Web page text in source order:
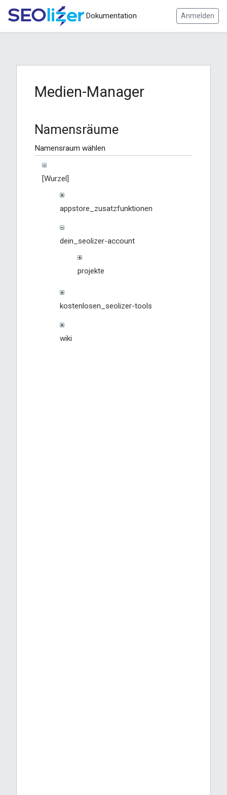
Dokumentation Anmelden
Medien-Manager
Namensräume
Namensraum wählen
[Wurzel]
appstore_zusatzfunktionen
dein_seolizer-account
projekte
kostenlosen_seolizer-tools
wiki